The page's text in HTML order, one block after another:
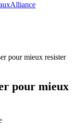
Alliance
pour mieux resister
pour mieux